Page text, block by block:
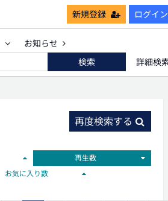
新規登録 ログイン
お知らせ
検索
詳細検
再度検索する
再生数
お気に入り数